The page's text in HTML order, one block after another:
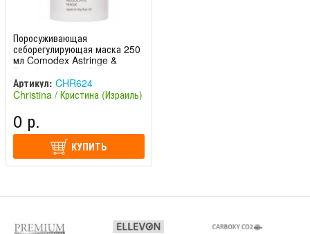
Поросуживающая
себорегулирующая маска 250
мл Comodex Astringe &
Regulate Mask | Christin
Артикул: CHR624
Christina / Кристина (Израиль)
0 р.
КУПИТЬ